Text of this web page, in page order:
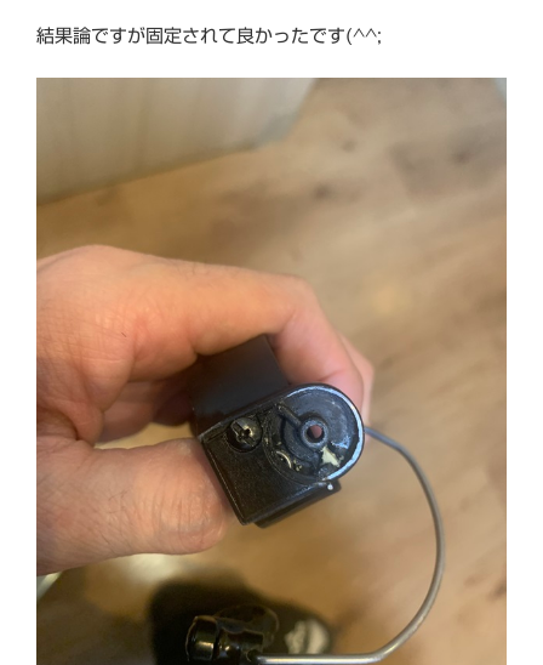
結果論ですが固定されて良かったです(^^;